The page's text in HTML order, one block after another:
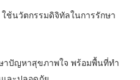
ช้นวัตกรรมดิจิทัลในการรักษา
าปัญหาสุขภาพใจ พร้อมพื้นที่ทำ